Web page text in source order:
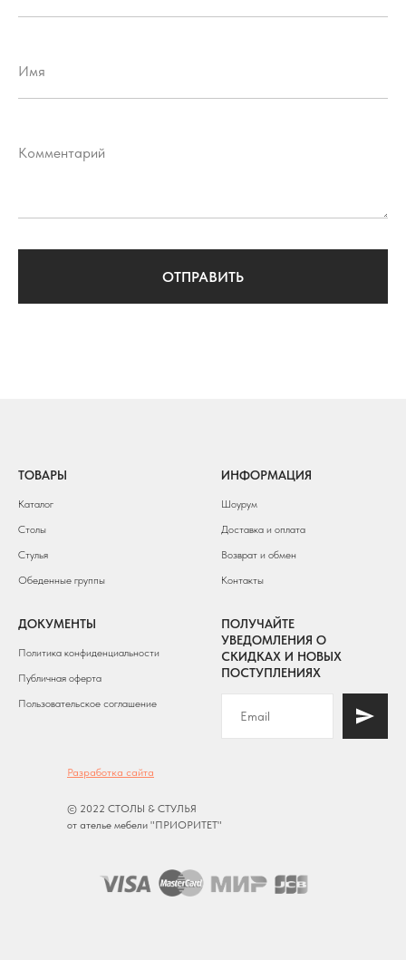
Имя
Комментарий
ОТПРАВИТЬ
ТОВАРЫ
Каталог
Столы
Стулья
Обеденные группы
ИНФОРМАЦИЯ
Шоурум
Доставка и оплата
Возврат и обмен
Контакты
ДОКУМЕНТЫ
Политика конфиденциальности
Публичная оферта
Пользовательское соглашение
ПОЛУЧАЙТЕ
УВЕДОМЛЕНИЯ О
СКИДКАХ И НОВЫХ
ПОСТУПЛЕНИЯХ
© 2022 СТОЛЫ & СТУЛЬЯ
от ателье мебели "ПРИОРИТЕТ"
Разработка сайта